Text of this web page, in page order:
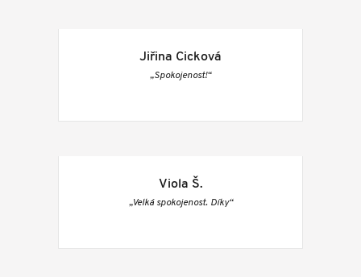
Jiřina Cicková
„Spokojenost!“
Viola Š.
„Velká spokojenost. Díky“